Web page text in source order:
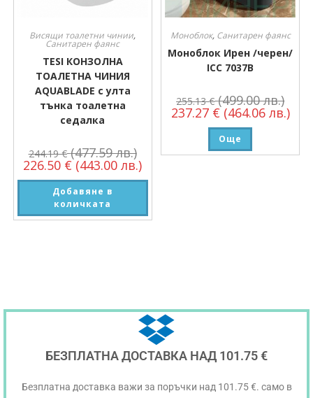
Висящи тоалетни чинии,
Санитарен фаянс
TESI КОНЗОЛНА
ТОАЛЕТНА ЧИНИЯ
AQUABLADE с улта
тънка тоалетна
седалка
244.19€ (477.59 лв.)
226.50 € (443.00 лв.)
Добавяне в
количката
Моноблок, Санитарен фаянс
Моноблок Ирен /черен/
ICC 7037B
255.13€ (499.00 лв.)
237.27 € (464.06 лв.)
Още
БЕЗПЛАТНА ДОСТАВКА НАД 101.75 €
Безплатна доставка важи за поръчки над 101.75 €. само в